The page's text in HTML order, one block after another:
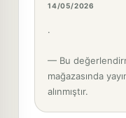
14/05/2026
.
— Bu
mağazasında
alınmıştır.